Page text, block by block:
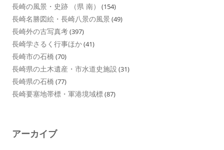
長崎の風景・史跡 （県 南） (154)
長崎名勝図絵・長崎八景の風景 (49)
長崎外の古写真考(397)
長崎学さるく行事ほか(41)
長崎市の石橋 (70)
長崎県の土木遺産・市水道史施設 (31)
長崎県の石橋 (77)
長崎要塞地帯標・軍港境域標(87)
アーカイブ